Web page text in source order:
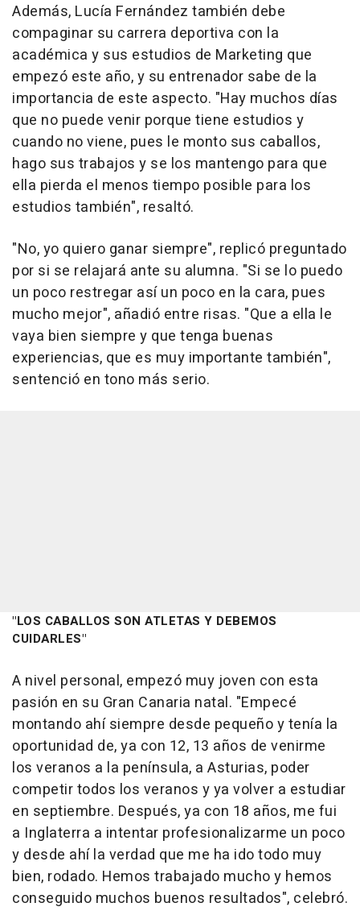
Además, Lucía Fernández también debe
compaginar su carrera deportiva con la
académica y sus estudios de Marketing que
empezó este año, y su entrenador sabe de la
importancia de este aspecto. "Hay muchos días
que no puede venir porque tiene estudios y
cuando no viene, pues le monto sus caballos,
hago sus trabajos y se los mantengo para que
ella pierda el menos tiempo posible para los
estudios también", resaltó.
"No, yo quiero ganar siempre", replicó preguntado
por si se relajará ante su alumna. "Si se lo puedo
un poco restregar así un poco en la cara, pues
mucho mejor", añadió entre risas. "Que a ella le
vaya bien siempre y que tenga buenas
experiencias, que es muy importante también",
sentenció en tono más serio.
"LOS CABALLOS SON ATLETAS Y DEBEMOS
CUIDARLES"
A nivel personal, empezó muy joven con esta
pasión en su Gran Canaria natal. "Empecé
montando ahí siempre desde pequeño y tenía la
oportunidad de, ya con 12, 13 años de venirme
los veranos a la península, a Asturias, poder
competir todos los veranos y ya volver a estudiar
en septiembre. Después, ya con 18 años, me fui
a Inglaterra a intentar profesionalizarme un poco
y desde ahí la verdad que me ha ido todo muy
bien, rodado. Hemos trabajado mucho y hemos
conseguido muchos buenos resultados", celebró.